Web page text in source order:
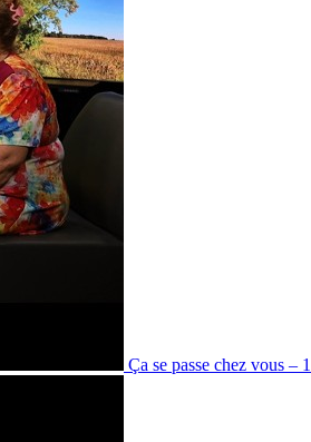
Ça se passe chez vous –